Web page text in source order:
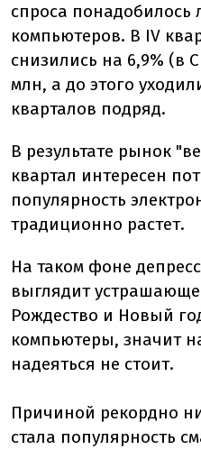
спроса понадобилось
компьютеров. В IV
снизились на 6,9% (в
млн, а до этого
кварталов подряд.
В результате рынок
квартал интересен
популярность
традиционно растет.
На таком фоне
выглядит
Рождество и Новый
компьютеры, значит
надеяться не стоит.
Причиной рекордно
стала популярность